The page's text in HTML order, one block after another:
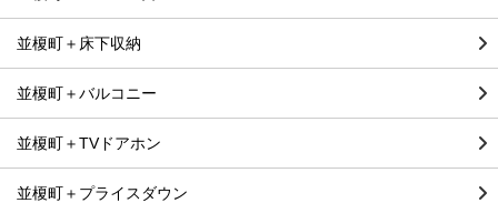
並榎町＋床下収納
並榎町＋バルコニー
並榎町＋TVドアホン
並榎町＋プライスダウン